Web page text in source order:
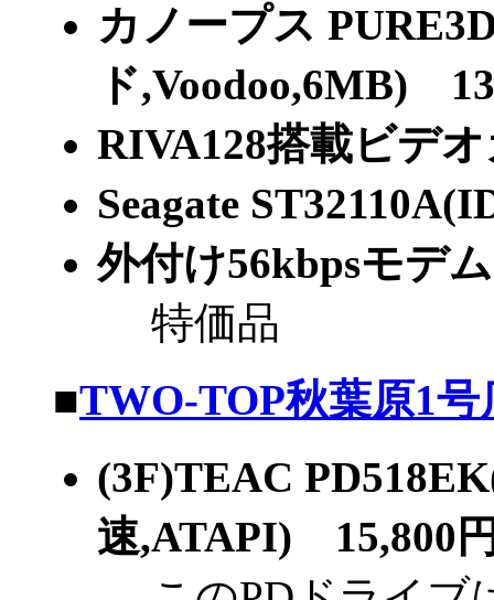
カノープス
ド,Voodoo,6MB)
RIVA128搭載ビデ
Seagate
外付け56kbpsモデ
特価品
■TWO-TOP秋葉原1号
(3F)TEAC
速,ATAPI) 15,800